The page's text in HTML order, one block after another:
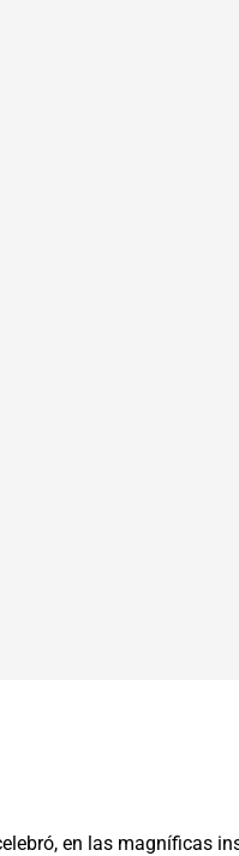
en las magníficas